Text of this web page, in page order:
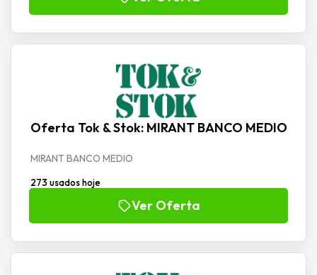
Oferta Tok & Stok: MIRANT BANCO MEDIO
MIRANT BANCO MEDIO
273 usados hoje
Ver Oferta